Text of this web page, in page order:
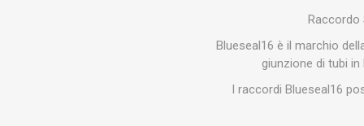
Raccordo
Blueseal16 è il marchio
giunzione di tubi
I raccordi Blueseal16